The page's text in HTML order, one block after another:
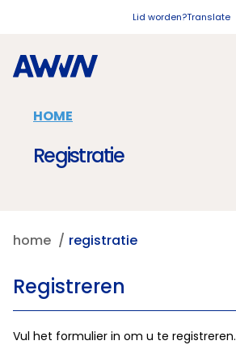
Lid worden?Translate
HOME
Registratie
home registratie
Registreren
Vul het formulier in om u te registreren.